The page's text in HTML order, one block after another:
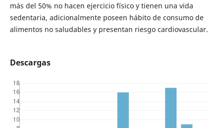
más del 50% no hacen ejercicio físico y tienen una vida
sedentaria, adicionalmente poseen hábito de consumo de
alimentos no saludables y presentan riesgo cardiovascular.
Descargas